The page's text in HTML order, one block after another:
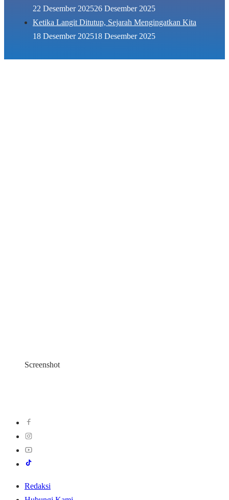
22 Desember 202526 Desember 2025
Ketika Langit Ditutup, Sejarah Mengingatkan Kita
18 Desember 202518 Desember 2025
Screenshot
Redaksi